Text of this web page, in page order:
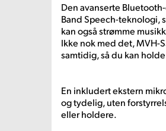
Den avanserte
Band Speech-teknologi,
kan også strømme
Ikke nok med det, MVH-
samtidig, så du kan
En inkludert ekstern
og tydelig, uten
eller holdere.